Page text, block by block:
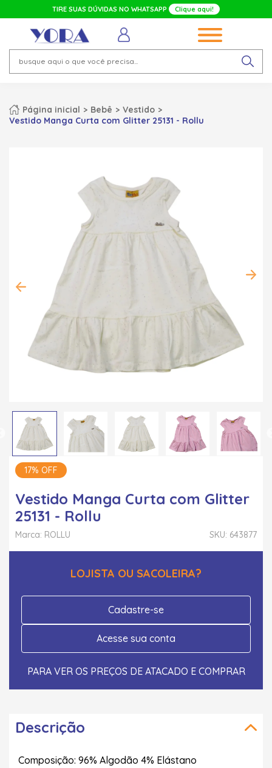
TIRE SUAS DÚVIDAS NO WHATSAPP Clique aqui!
Página inicial Bebê
Vestido
Vestido Manga Curta com Glitter 25131 - Rollu
17% OFF
Vestido Manga Curta com Glitter
25131 - Rollu
SKU: 643877
Marca: ROLLU
LOJISTA OU SACOLEIRA?
Cadastre-se
Acesse sua conta
PARA VER OS PREÇOS DE ATACADO E COMPRAR
Descrição
Composição: 96% Algodão 4% Elástano